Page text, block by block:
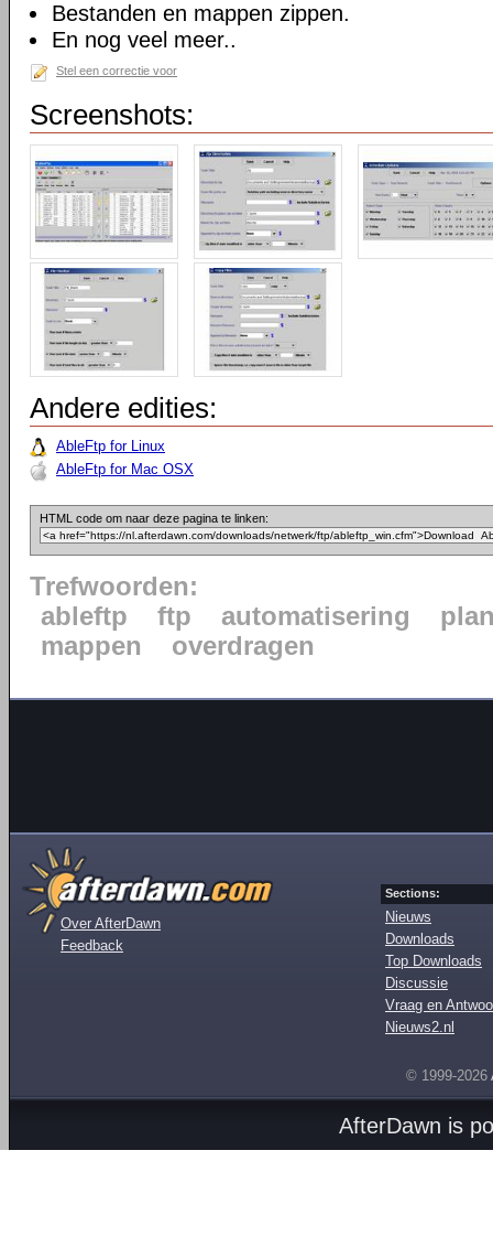
Bestanden en mappen zippen.
En nog veel meer..
Stel een correctie voor
Screenshots:
Andere edities:
AbleFtp for Linux
AbleFtp for Mac OSX
HTML code om naar deze pagina te linken:
Trefwoorden:
ableftp
ftp automatisering
mappen
overdragen
Over AfterDawn
Feedback
Sections:
Nieuws
Downloads
Top Downloads
Discussie
Vraag en
Nieuws2.nl
© 1999-2026
AfterDawn is